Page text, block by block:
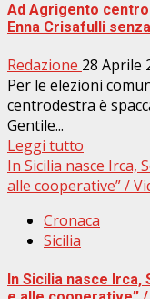
Ad Agrigento
Enna Crisafulli
Redazione 28 Aprile
Per le elezioni
centrodestra è
Gentile...
Leggi tutto
In Sicilia nasce Irca,
alle cooperative” /
Cronaca
Sicilia
In Sicilia nasce